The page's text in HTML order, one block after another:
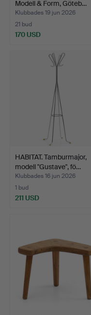
Modell & Form, Göteb…
Klubbades 19 jun 2026
21 bud
170 USD
HABITAT. Tamburmajor,
modell "Gustave", fö…
Klubbades 16 jun 2026
1 bud
211 USD